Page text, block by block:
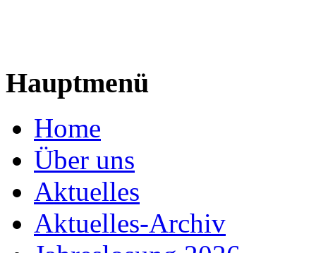
Hauptmenü
Home
Über uns
Aktuelles
Aktuelles-Archiv